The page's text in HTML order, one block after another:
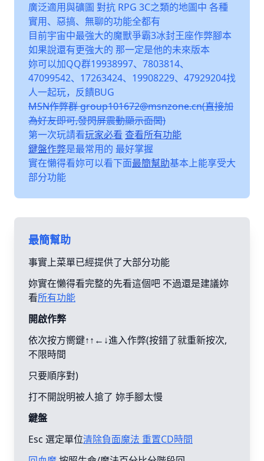
廣泛適用與礦圖 對抗 RPG 3C之類的地圖中 各種
實用、惡搞、無聊的功能全都有
目前宇宙中最強大的魔獸爭霸3冰封王座作弊腳本
如果說還有更強大的 那一定是他的未來版本
妳可以加QQ群19938997、7803814、
47099542、17263424、19908229、47929204找
人一起玩，反饋BUG
MSN作弊群 group101672@msnzone.cn(直接加
為好友即可,發閃屏震動顯示面闆)
第一次玩請看玩家必看 查看所有功能
鍵盤作弊是最常用的 最好掌握
實在懶得看妳可以看下面最簡幫助基本上能享受大
部分功能
最簡幫助
事實上菜單已經提供了大部分功能
妳實在懶得看完整的先看這個吧 不過還是建議妳
看所有功能
開啟作弊
依次按方嚮鍵↑↑←↓進入作弊(按錯了就重新按次,
不限時間
只要順序對)
打不開說明被人搶了 妳手腳太慢
鍵盤
Esc 選定單位清除負面魔法 重置CD時間